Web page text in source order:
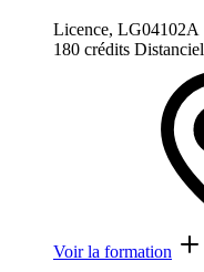
Licence, LG04102A
180 crédits Distanciel
Voir la formation